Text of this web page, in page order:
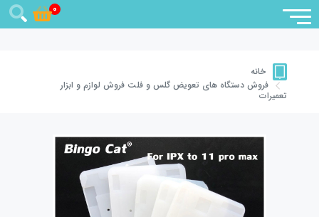
0
خانه
فروش دستگاه های تعویض گلس و فلت فروش لوازم و ابزار
تعمیرات